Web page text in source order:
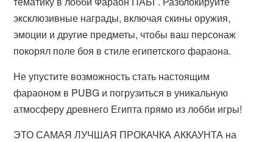
эксклюзивные награды, включая скины оружия,
эмоции и другие предметы, чтобы ваш персонаж
покорял поле боя в стиле египетского фараона.
Не упустите возможность стать настоящим
фараоном в PUBG и погрузиться в уникальную
атмосферу древнего Египта прямо из лобби игры!
ЭТО САМАЯ ЛУЧШАЯ ПРОКАЧКА АККАУНТА на